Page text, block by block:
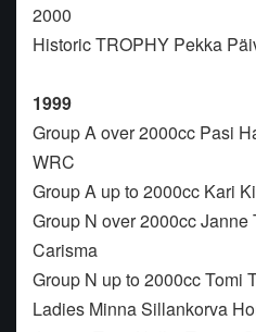
2000
Historic TROPHY Pekka
1999
Group A over 2000cc Pasi
WRC
Group A up to 2000cc Kari
Group N over 2000cc Janne
Carisma
Group N up to 2000cc Tomi
Ladies Minna Sillankorva